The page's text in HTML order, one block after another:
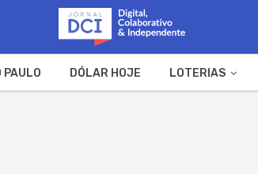
PAULO DÓLAR HOJE LOTERIAS